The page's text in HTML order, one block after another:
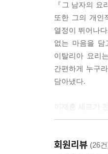
『그 남자의
또한 그의 개인
열정이 뛰어나
없는 마음을
이탈리아 요리
간편하게 누구
담아냈다.
이탈리아 코스
회원리뷰 (26